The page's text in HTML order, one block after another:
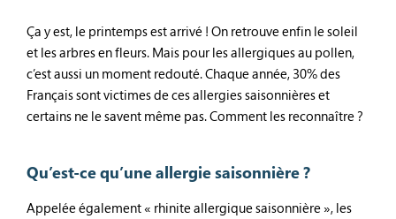
Ça y est, le printemps est arrivé ! On retrouve enfin le soleil
et les arbres en fleurs. Mais pour les allergiques au pollen,
c’est aussi un moment redouté. Chaque année, 30% des
Français sont victimes de ces allergies saisonnières et
certains ne le savent même pas. Comment les reconnaître ?
Qu’est-ce qu’une allergie saisonnière ?
Appelée également « rhinite allergique saisonnière », les